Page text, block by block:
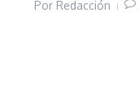
Por Redacción